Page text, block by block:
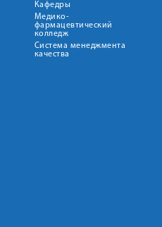
Кафедры
Медико-
фармацевтический
колледж
Система менеджмента
качества